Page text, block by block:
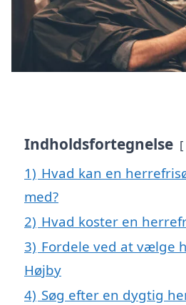
Indholdsfortegnelse
1) Hvad kan en
med?
2) Hvad koster en
3) Fordele ved at vælge
Højby
4) Søg efter en dygtig